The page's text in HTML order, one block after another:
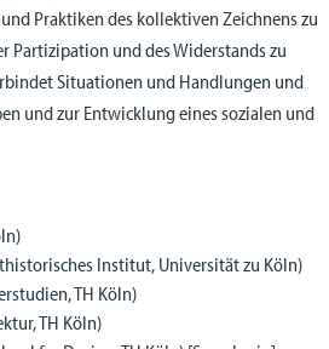
Praktiken des kollektiven Zeichnens zu
Partizipation und des Widerstands zu
Situationen und Handlungen und
und zur Entwicklung eines sozialen und
Institut, Universität zu Köln)
TH Köln)
TH Köln)